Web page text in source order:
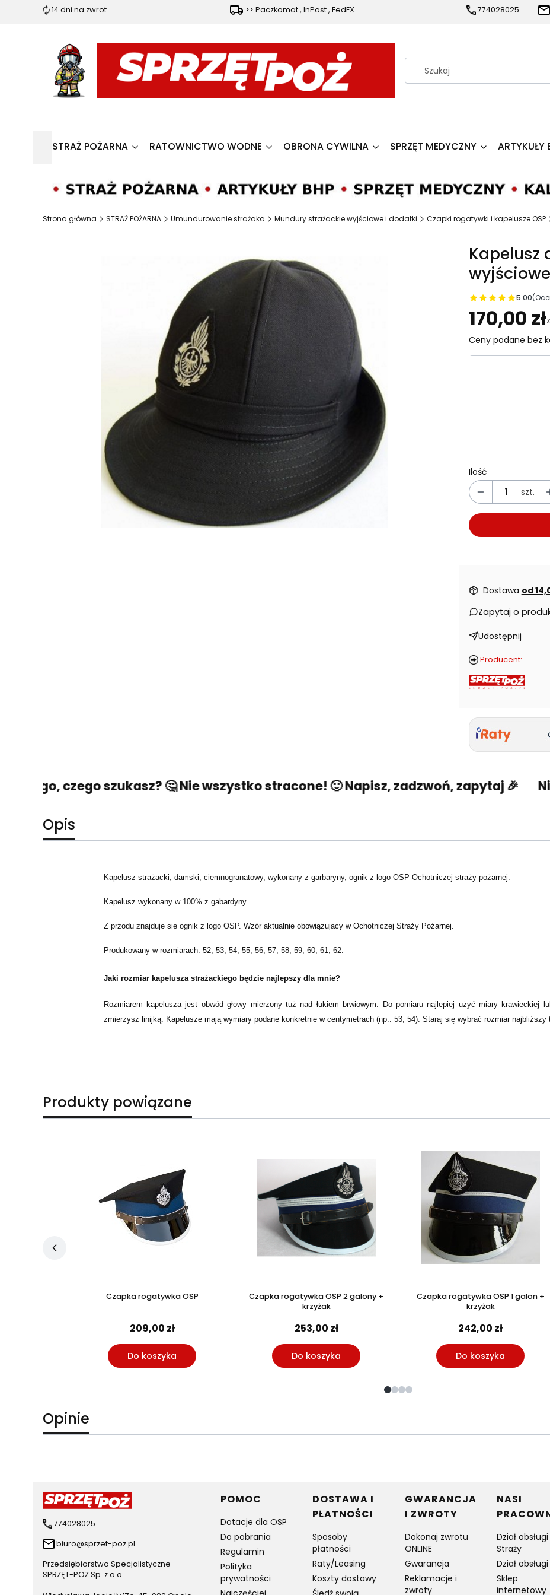
14 dni na zwrot >> Paczkomat , InPost , FedEX 774028025
STRAŻ POŻARNA RATOWNICTWO WODNE OBRONA CYWILNA SPRZĘT MEDYCZNY ARTYKUŁY
Strona główna STRAŻ POŻARNA Umundurowanie strażaka Mundury strażackie wyjściowe i dodatki Czapki rogatywki i kapelusze OSP
Kapelusz
5.00
170,00 złz
Ceny podane bez
Ilość
szt.
Dostawa od
Zapytaj o
Udostępnij
Producent:
tego, czego szukasz? 🤔 Nie wszystko stracone! 🙂 Napisz, zadzwoń, zapytaj 🎉 Nie
Opis
Kapelusz strażacki, damski, ciemnogranatowy, wykonany z garbaryny, ognik z logo OSP Ochotniczej straży pożarnej.
Kapelusz wykonany w 100% z gabardyny.
Z przodu znajduje się ognik z logo OSP. Wzór aktualnie obowiązujący w Ochotniczej Straży Pożarnej.
Produkowany w rozmiarach: 52, 53, 54, 55, 56, 57, 58, 59, 60, 61, 62.
Jaki rozmiar kapelusza strażackiego będzie najlepszy dla mnie?
Rozmiarem kapelusza jest obwód głowy mierzony tuż nad łukiem brwiowym. Do pomiaru najlepiej użyć miary krawieckiej
zmierzysz linijką. Kapelusze mają wymiary podane konkretnie w centymetrach (np.: 53, 54). Staraj się wybrać rozmiar najbliższy
Produkty powiązane
Czapka rogatywka OSP
209,00 zł
Do koszyka
Czapka rogatywka OSP 2 galony +
krzyżak
253,00 zł
Do koszyka
Czapka rogatywka OSP 1 galon +
krzyżak
242,00 zł
Do koszyka
Opinie
774028025
biuro@sprzet-poz.pl
Przedsiębiorstwo Specjalistyczne
SPRZĘT-POŻ Sp. z o.o.
Linki w stopce
POMOC
Dotacje dla OSP
Do pobrania
Regulamin
Polityka
prywatności
DOSTAWA I
PŁATNOŚCI
Sposoby
płatności
Raty/Leasing
Koszty dostawy
GWARANCJA
I ZWROTY
Dokonaj zwrotu
ONLINE
Gwarancja
Reklamacje i
zwroty
NASI
Dział obsługi
Straży
Dział obsługi
Sklep
internetowy